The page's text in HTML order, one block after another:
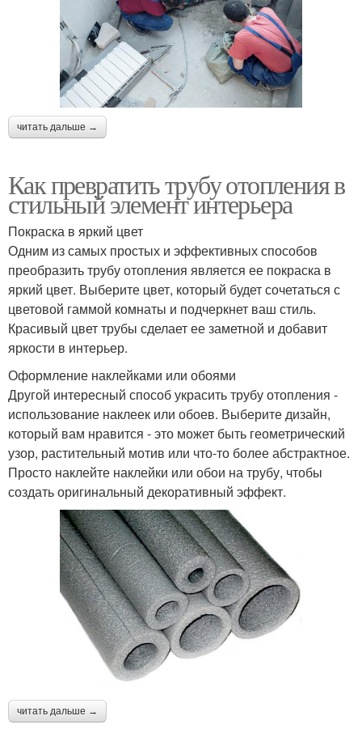
читать дальше →
Как превратить трубу отопления в
стильный элемент интерьера
Покраска в яркий цвет
Одним из самых простых и эффективных способов
преобразить трубу отопления является ее покраска в
яркий цвет. Выберите цвет, который будет сочетаться с
цветовой гаммой комнаты и подчеркнет ваш стиль.
Красивый цвет трубы сделает ее заметной и добавит
яркости в интерьер.
Оформление наклейками или обоями
Другой интересный способ украсить трубу отопления -
использование наклеек или обоев. Выберите дизайн,
который вам нравится - это может быть геометрический
узор, растительный мотив или что-то более абстрактное.
Просто наклейте наклейки или обои на трубу, чтобы
создать оригинальный декоративный эффект.
читать дальше →